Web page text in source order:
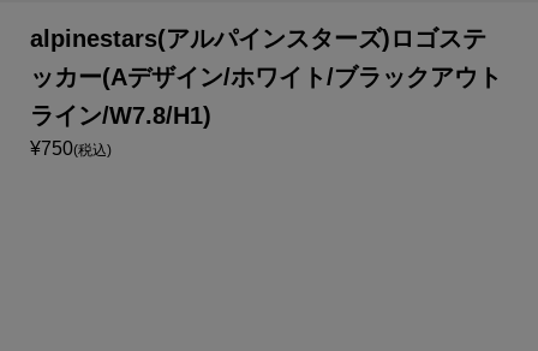
alpinestars(アルパインスターズ)ロゴステ
ッカー(Aデザイン/ホワイト/ブラックアウト
ライン/W7.8/H1)
¥750(税込)